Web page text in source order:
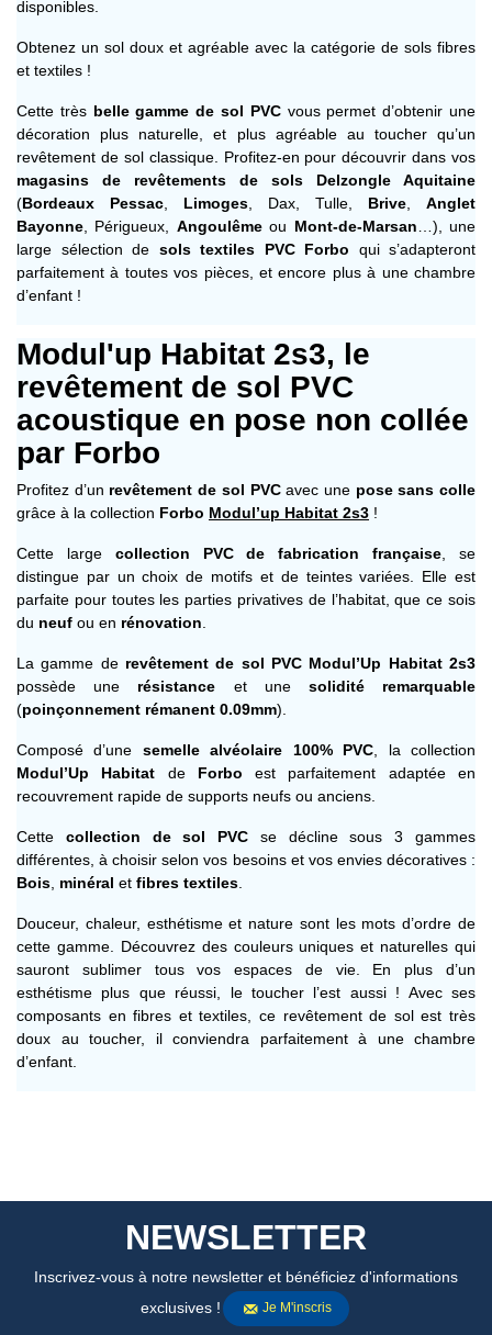
disponibles.
Obtenez un sol doux et agréable avec la catégorie de sols fibres
et textiles !
Cette très belle gamme de sol PVCvous permet d’obtenir une
décoration plus naturelle, et plus agréable au toucher qu’un
revêtement de sol classique. Profitez-en pour découvrir dans vos
magasins de revêtements de sols Delzongle Aquitaine
(Bordeaux Pessac Limoges , Dax, Tulle, Brive
Anglet
Bayonne , Périgueux, Angoulêmeou Mont-de-Marsan …), une
large sélection de sols textiles PVC Forbo qui s’adapteront
parfaitement à toutes vos pièces, et encore plus à une chambre
d’enfant !
Modul'up Habitat 2s3, le
revêtement de sol PVC
acoustique en pose non collée
par Forbo
Profitez d’un revêtement de sol PVCavec une pose sans colle
grâce à la collection Forbo Modul’up Habitat 2s3 !
Cette large collection PVC de fabrication française , se
distingue par un choix de motifs et de teintes variées. Elle est
parfaite pour toutes les parties privatives de l’habitat, que ce sois
du neuf ou en rénovation
La gamme de revêtement de sol PVC Modul’Up Habitat 2s3
possède une résistance et une solidité remarquable
(poinçonnement rémanent 0.09mm).
Composé d’une semelle alvéolaire 100% PVC , la collection
Modul’Up Habitat de Forbo est parfaitement adaptée en
recouvrement rapide de supports neufs ou anciens.
Cette collection de sol PVC se décline sous 3 gammes
différentes, à choisir selon vos besoins et vos envies décoratives :
Bois minéral et fibres textiles
Douceur, chaleur, esthétisme et nature sont les mots d’ordre de
cette gamme. Découvrez des couleurs uniques et naturelles qui
sauront sublimer tous vos espaces de vie. En plus d’un
esthétisme plus que réussi, le toucher l’est aussi ! Avec ses
composants en fibres et textiles, ce revêtement de sol est très
doux au toucher, il conviendra parfaitement à une chambre
d’enfant.
NEWSLETTER
Inscrivez-vous à notre newsletter et bénéficiez d'informations
exclusives !
Je M'inscris